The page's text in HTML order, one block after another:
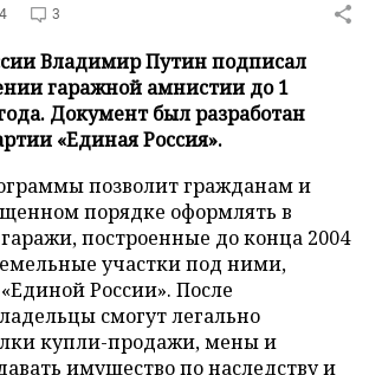
3
Владимир Путин подписал
гаражной амнистии до 1
Документ был разработан
«Единая Россия».
позволит гражданам и
порядке оформлять в
гаражи, построенные до конца 2004
участки под ними,
«Единой России». После
смогут легально
купли-продажи, мены и
имущество по наследству и